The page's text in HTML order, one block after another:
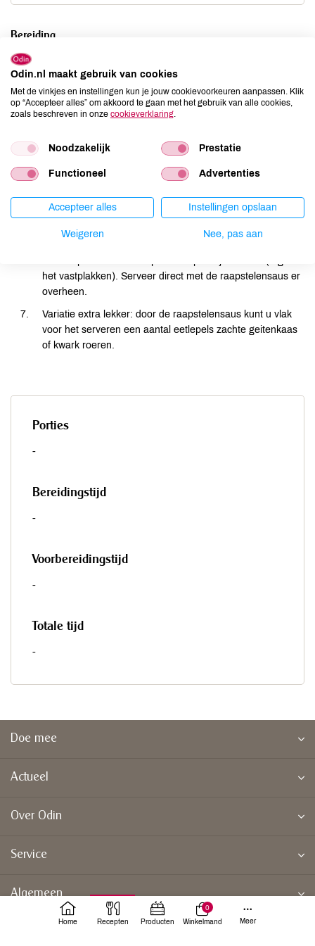
Bereiding
Pasta beetgaar koken volgens aanwijzingen op de
verpakking.
Snij ondertussen de wortelvoetjes van de raapstelen, hak
pan op laag vuur en laat enkele minuten slinken.
olie.
Voeg de raapstelen toe en roer er de crème fraîche of
sojacuisine door.
Breng op smaak met peper, zout en basilicum of pesto.
het vastplakken). Serveer direct met de raapstelensaus er
overheen.
Variatie extra lekker: door de raapstelensaus kunt u vlak
voor het serveren een aantal eetlepels zachte geitenkaas
of kwark roeren.
Porties
-
Bereidingstijd
-
Voorbereidingstijd
-
Totale tijd
-
Doe mee
Actueel
Over Odin
Service
Algemeen
Home Recepten Producten
0
Winkelmand
Meer
Odin.nl maakt gebruik van cookies
Met de vinkjes en instellingen kun je jouw cookievoorkeuren aanpassen. Klik
op “Accepteer alles” om akkoord te gaan met het gebruik van alle cookies,
zoals beschreven in onze cookieverklaring
Noodzakelijk Prestatie
Functioneel Advertenties
Accepteer alles Instellingen opslaan
Weigeren Nee, pas aan